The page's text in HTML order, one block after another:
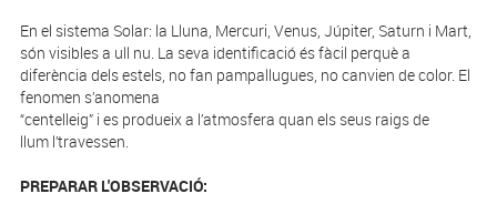
En el sistema Solar: la Lluna, Mercuri, Venus, Júpiter, Saturn i Mart,
són visibles a ull nu. La seva identificació és fàcil perquè a
diferència dels estels, no fan pampallugues, no canvien de color. El
fenomen s’anomena
“centelleig” i es produeix a l’atmosfera quan els seus raigs de
llum l’travessen.
PREPARAR L'OBSERVACIÓ: